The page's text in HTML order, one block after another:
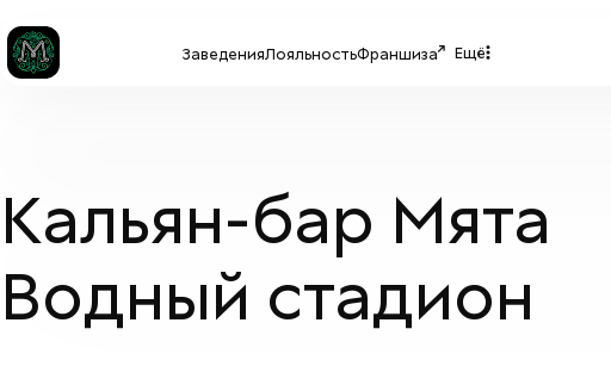
ЗаведенияЛояльностьФраншиза Ещё
Кальян-бар Мята
Водный стадион